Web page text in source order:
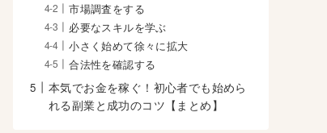
市場調査をする
必要なスキルを学ぶ
小さく始めて徐々に拡大
合法性を確認する
本気でお金を稼ぐ！初心者でも始めら
れる副業と成功のコツ【まとめ】